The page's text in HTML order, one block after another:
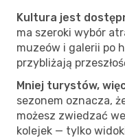
Kultura jest
ma szeroki wybór
muzeów i galerii po
przybliżają
Mniej turystów,
sezonem oznacza,
możesz zwiedzać
kolejek — tylko